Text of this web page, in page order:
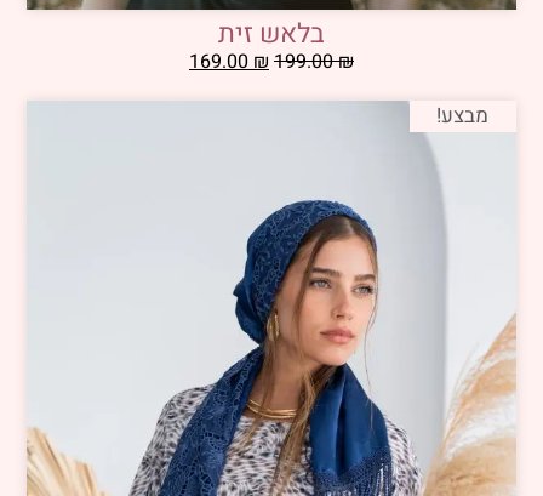
בלאש זית
199.00₪
169.00₪
מבצע!